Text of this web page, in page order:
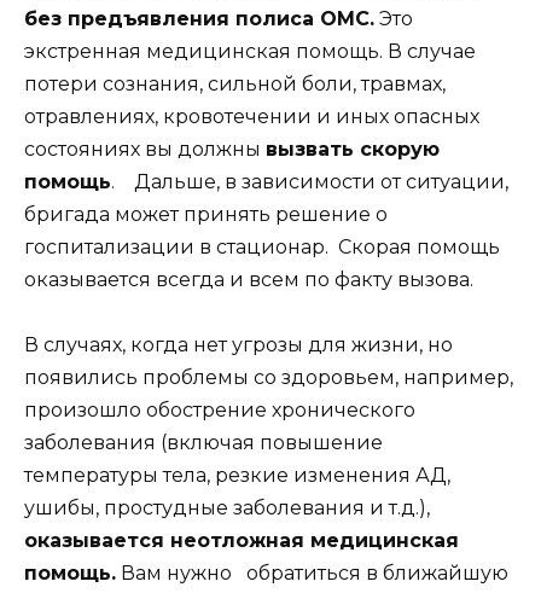
без предъявления полиса ОМС. Это
экстренная медицинская помощь. В случае
потери сознания, сильной боли, травмах,
отравлениях, кровотечении и иных опасных
состояниях вы должны вызвать скорую
помощь. Дальше, в зависимости от ситуации,
бригада может принять решение о
госпитализации в стационар. Скорая помощь
оказывается всегда и всем по факту вызова.
В случаях, когда нет угрозы для жизни, но
появились проблемы со здоровьем, например,
произошло обострение хронического
заболевания (включая повышение
температуры тела, резкие изменения АД,
ушибы, простудные заболевания и т.д.),
оказывается неотложная медицинская
помощь. Вам нужно обратиться в ближайшую